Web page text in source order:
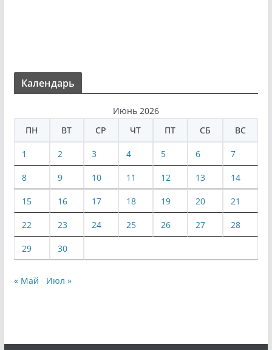
Календарь
Июнь 2026
ПН
ВТ СР ЧТ ПТ СБ ВС
1 2 3 4 5 6 7
8 9 10 11 12 13 14
15 16 17 18 19 20 21
22 23 24 25 26 27 28
29 30
« Май Июл »